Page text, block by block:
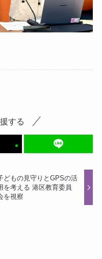
する
どもの見守りとGPSの活
を考える 港区教育委員
を視察